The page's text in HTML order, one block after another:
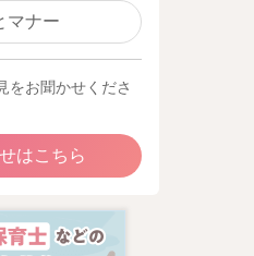
マナー
をお聞かせくださ
はこちら